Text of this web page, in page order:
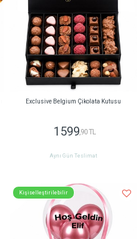
Exclusive Belgium Çikolata Kutusu
1599 ,90 TL
Aynı Gün Teslimat
Kişiselleştirilebilir